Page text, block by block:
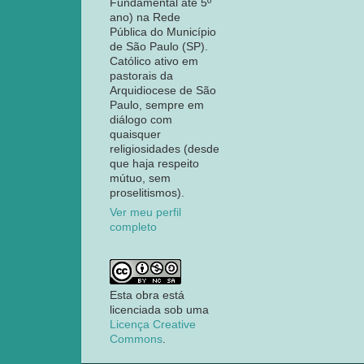
Fundamental até 5º
ano) na Rede
Pública do Município
de São Paulo (SP).
Católico ativo em
pastorais da
Arquidiocese de São
Paulo, sempre em
diálogo com
quaisquer
religiosidades (desde
que haja respeito
mútuo, sem
proselitismos).
Ver meu perfil
completo
Esta obra está
licenciada sob uma
Licença Creative
Commons.